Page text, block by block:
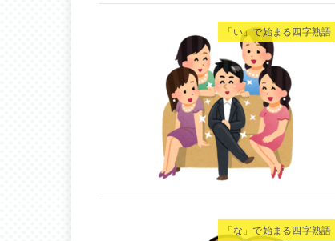
「い」で始まる四字熟語
「な」で始まる四字熟語